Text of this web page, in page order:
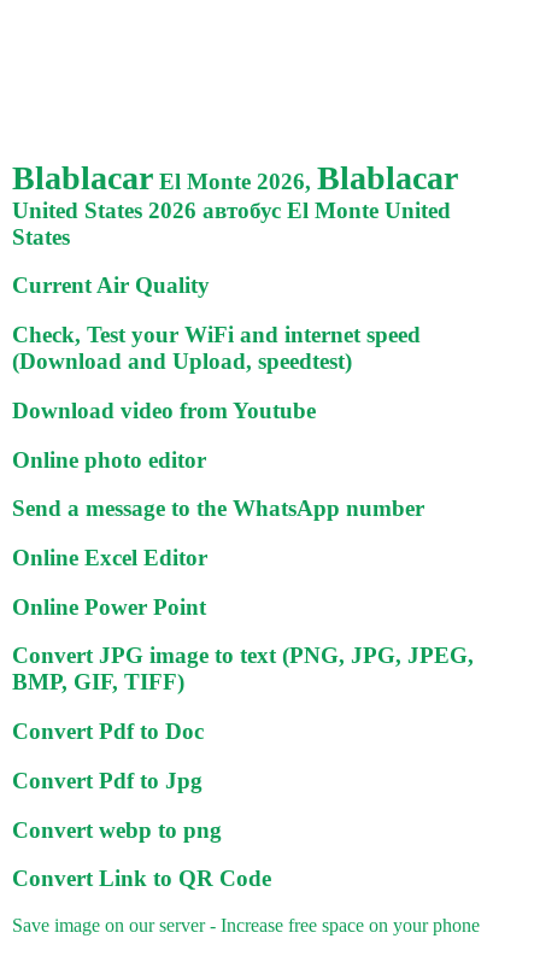
Blablacar El Monte 2026, Blablacar
United States 2026 автобус El Monte United
States
Current Air Quality
Check, Test your WiFi and internet speed
(Download and Upload, speedtest)
Download video from Youtube
Online photo editor
Send a message to the WhatsApp number
Online Excel Editor
Online Power Point
Convert JPG image to text (PNG, JPG, JPEG,
BMP, GIF, TIFF)
Convert Pdf to Doc
Convert Pdf to Jpg
Convert webp to png
Convert Link to QR Code
Save image on our server - Increase free space on your phone